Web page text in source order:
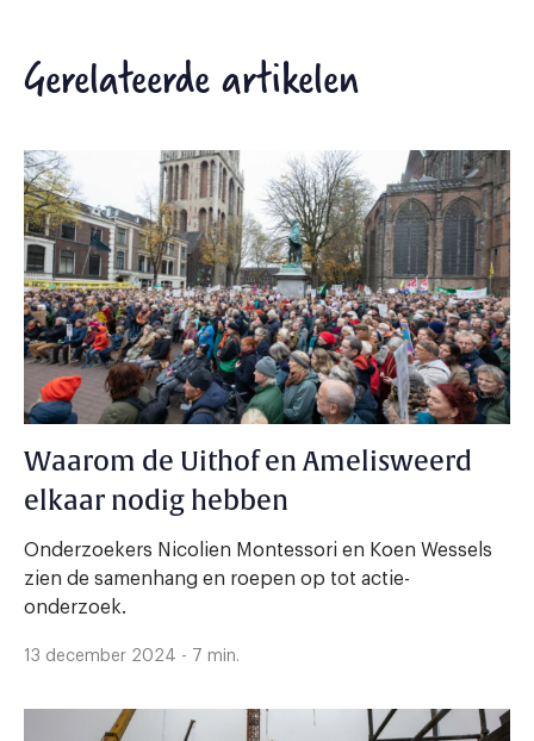
Gerelateerde artikelen
Waarom de Uithof en Amelisweerd
elkaar nodig hebben
Onderzoekers Nicolien Montessori en Koen Wessels
zien de samenhang en roepen op tot actie-
onderzoek.
13 december 2024 - 7 min.